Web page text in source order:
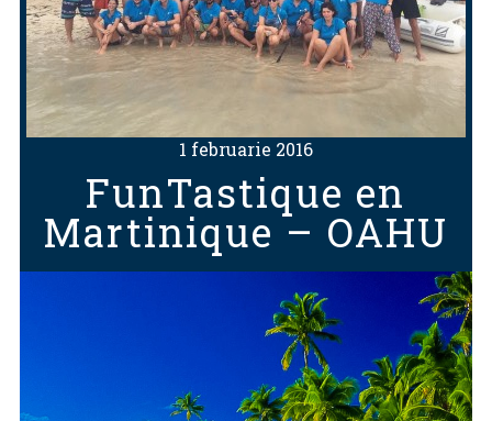
1 februarie 2016
FunTastique en
Martinique – OAHU